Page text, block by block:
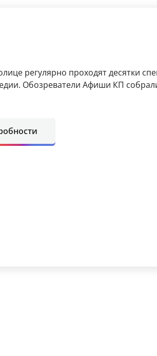
регулярно проходят десятки
Обозреватели Афиши КП